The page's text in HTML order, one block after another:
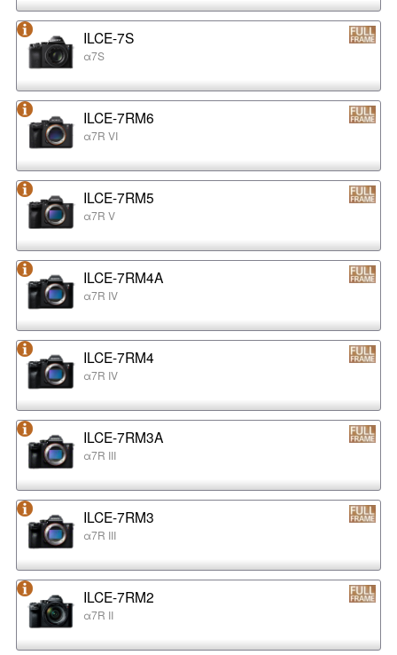
ILCE-7S
α7S
ILCE-7RM6
α7R VI
ILCE-7RM5
α7R V
ILCE-7RM4A
α7R IV
ILCE-7RM4
α7R IV
ILCE-7RM3A
α7R III
ILCE-7RM3
α7R III
ILCE-7RM2
α7R II